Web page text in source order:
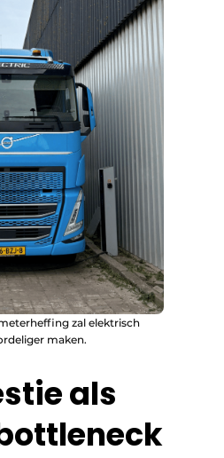
zal elektrisch
maken.
als